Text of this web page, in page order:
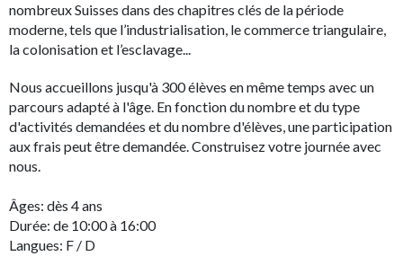
nombreux Suisses dans des chapitres clés de la période
moderne, tels que l’industrialisation, le commerce triangulaire,
la colonisation et l’esclavage...
Nous accueillons jusqu'à 300 élèves en même temps avec un
parcours adapté à l'âge. En fonction du nombre et du type
d'activités demandées et du nombre d'élèves, une participation
aux frais peut être demandée. Construisez votre journée avec
nous.
Âges: dès 4 ans
Durée: de 10:00 à 16:00
Langues: F / D